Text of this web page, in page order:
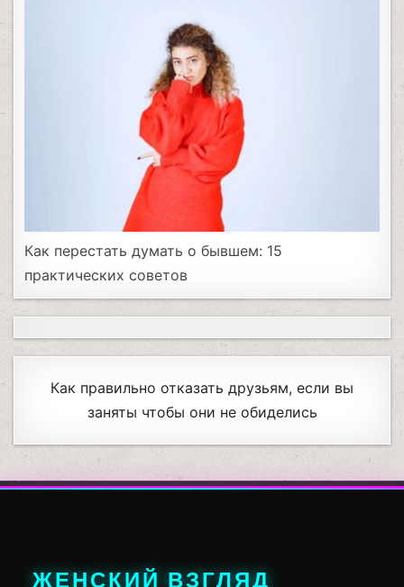
Как перестать думать о бывшем: 15
практических советов
Как правильно отказать друзьям, если вы
заняты чтобы они не обиделись
ЖЕНСКИЙ ВЗГЛЯД